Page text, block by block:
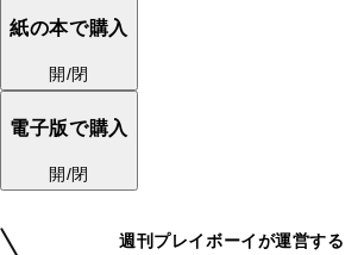
紙の本で購入
開/閉
電子版で購入
開/閉
週刊プレイボーイが運営す